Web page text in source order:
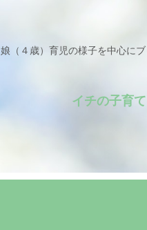
娘（４歳）育児の様子を中心に
イチの子育